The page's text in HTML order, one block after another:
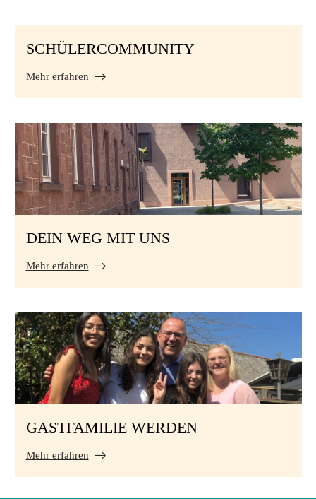
SCHÜLERCOMMUNITY
Mehr erfahren
DEIN WEG MIT UNS
Mehr erfahren
GASTFAMILIE WERDEN
Mehr erfahren